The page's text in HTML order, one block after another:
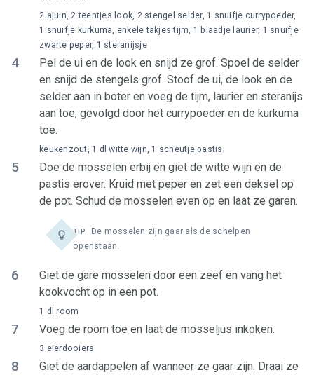
4
Pel de ui en de look en snijd ze grof. Spoel de selder
en snijd de stengels grof. Stoof de ui, de look en de
selder aan in boter en voeg de tijm, laurier en steranijs
aan toe, gevolgd door het currypoeder en de kurkuma
toe.
2 ajuin, 2 teentjes look, 2 stengel selder, 1 snuifje currypoeder,
1 snuifje kurkuma, enkele takjes tijm, 1 blaadje laurier, 1 snuifje
zwarte peper, 1 steranijsje
5
Doe de mosselen erbij en giet de witte wijn en de
pastis erover. Kruid met peper en zet een deksel op
de pot. Schud de mosselen even op en laat ze garen.
TIP
De mosselen zijn gaar als de schelpen
openstaan.
keukenzout, 1 dl witte wijn, 1 scheutje pastis
6
Giet de gare mosselen door een zeef en vang het
kookvocht op in een pot.
7 Voeg de room toe en laat de mosseljus inkoken.
1 dl room
8
Giet de aardappelen af wanneer ze gaar zijn. Draai ze
3 eierdooiers